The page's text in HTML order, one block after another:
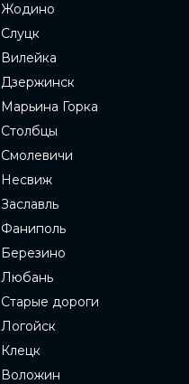
Жодино
Слуцк
Вилейка
Дзержинск
Марьина Горка
Столбцы
Смолевичи
Несвиж
Заславль
Фаниполь
Березино
Любань
Старые дороги
Логойск
Клецк
Воложин